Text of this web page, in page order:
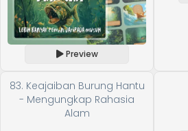
Preview
83. Keajaiban Burung Hantu
- Mengungkap Rahasia
Alam